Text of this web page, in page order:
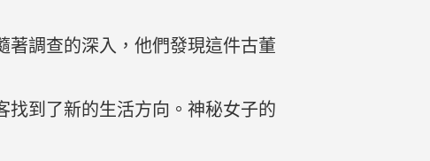
著調查的深入，他們發現這件古董
找到了新的生活方向。神秘女子的